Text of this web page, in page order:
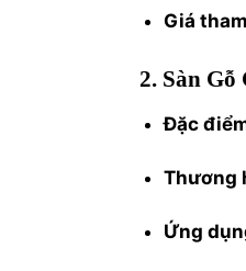
Giá
2. Sàn
Đặc
Thương
Ứng